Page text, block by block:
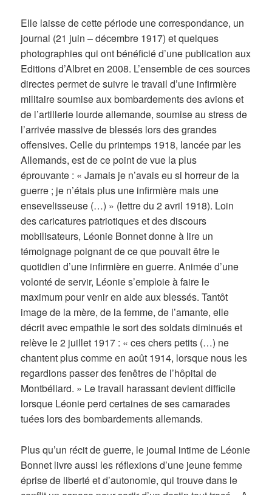
Elle laisse de cette période une correspondance, un
journal (21 juin – décembre 1917) et quelques
photographies qui ont bénéficié d’une publication aux
Editions d’Albret en 2008. L’ensemble de ces sources
directes permet de suivre le travail d’une infirmière
militaire soumise aux bombardements des avions et
de l’artillerie lourde allemande, soumise au stress de
l’arrivée massive de blessés lors des grandes
offensives. Celle du printemps 1918, lancée par les
Allemands, est de ce point de vue la plus
éprouvante : « Jamais je n’avais eu si horreur de la
guerre ; je n’étais plus une infirmière mais une
ensevelisseuse (…) » (lettre du 2 avril 1918). Loin
des caricatures patriotiques et des discours
mobilisateurs, Léonie Bonnet donne à lire un
témoignage poignant de ce que pouvait être le
quotidien d’une infirmière en guerre. Animée d’une
volonté de servir, Léonie s’emploie à faire le
maximum pour venir en aide aux blessés. Tantôt
image de la mère, de la femme, de l’amante, elle
décrit avec empathie le sort des soldats diminués et
relève le 2 juillet 1917 : « ces chers petits (…) ne
chantent plus comme en août 1914, lorsque nous les
regardions passer des fenêtres de l’hôpital de
Montbéliard. » Le travail harassant devient difficile
lorsque Léonie perd certaines de ses camarades
tuées lors des bombardements allemands.
Plus qu’un récit de guerre, le journal intime de Léonie
Bonnet livre aussi les réflexions d’une jeune femme
éprise de liberté et d’autonomie, qui trouve dans le